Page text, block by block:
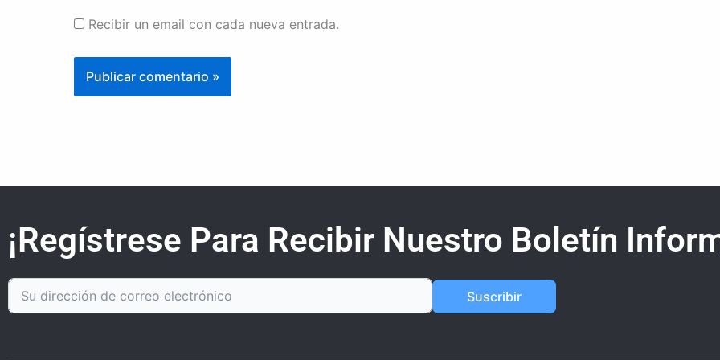
Recibir un email con cada nueva entrada.
¡Regístrese Para Recibir Nuestro Boletín
Suscribir